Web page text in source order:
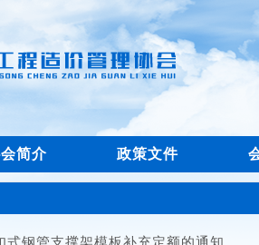
简介 政策文件